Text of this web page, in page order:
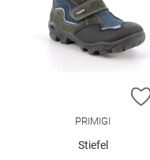
PRIMIGI
Stiefel